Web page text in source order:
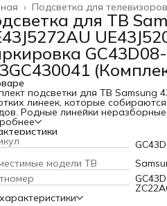
Подсветка для телевизоров
›
для ТВ
подсветки для ТВ Samsung
линеек, которые
Родные линейки
сделан для удобства
для замены всей
Используется в моделях:
Маркировка линеек
303GC430043
с торца Совместимы с GC43D08-
15 GC43D08-ZC22AG-14
ZC22AG-17E GC43D08-
NLA BOEI430WU1 Длина
модели ТВ